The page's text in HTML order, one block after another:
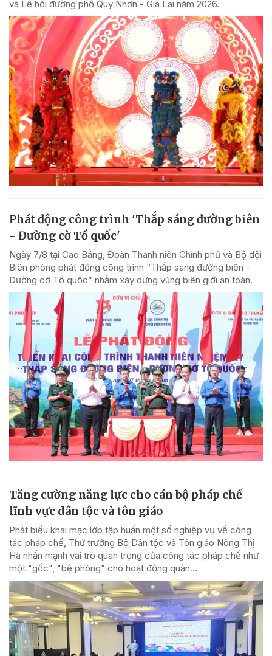
và Lễ hội đường phố Quy Nhơn - Gia Lai năm 2026.
Phát động công trình 'Thắp sáng đường biên
- Đường cờ Tổ quốc'
Ngày 7/8 tại Cao Bằng, Đoàn Thanh niên Chính phủ và Bộ đội
Biên phòng phát động công trình “Thắp sáng đường biên -
Đường cờ Tổ quốc” nhằm xây dựng vùng biên giới an toàn.
Tăng cường năng lực cho cán bộ pháp chế
lĩnh vực dân tộc và tôn giáo
Phát biểu khai mạc lớp tập huấn một số nghiệp vụ về công
tác pháp chế, Thứ trưởng Bộ Dân tộc và Tôn giáo Nông Thị
Hà nhấn mạnh vai trò quan trọng của công tác pháp chế như
một "gốc", "bệ phóng" cho hoạt động quản...